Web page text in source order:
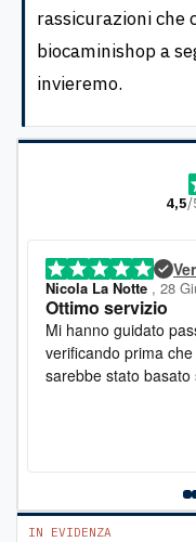
rassicurazioni che
biocaminishop a
invieremo.
4,5/
Nicola La Notte , 28
Ottimo servizio
Mi hanno guidato
verificando prima
sarebbe stato
IN EVIDENZA